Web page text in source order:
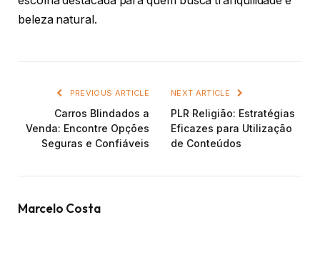
beleza natural.
PREVIOUS ARTICLE
Carros Blindados a
Venda: Encontre Opções
Seguras e Confiáveis
NEXT ARTICLE
PLR Religião: Estratégias
Eficazes para Utilização
de Conteúdos
Marcelo Costa